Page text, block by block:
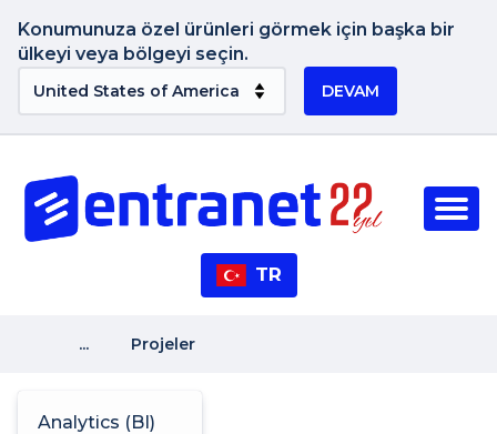
Konumunuza özel ürünleri görmek için başka bir
ülkeyi veya bölgeyi seçin.
DEVAM
TR
... Projeler
Analytics (BI)